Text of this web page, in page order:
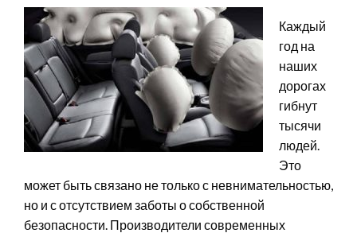
Каждый
год на
наших
дорогах
гибнут
тысячи
людей.
Это
может быть связано не только с невнимательностью,
но и с отсутствием заботы о собственной
безопасности. Производители современных